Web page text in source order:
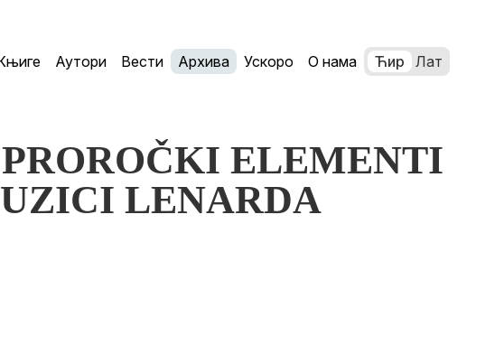
Аутори Вести Архива Ускоро О нама Ћир Лат
ELEMENTI
LENARDA